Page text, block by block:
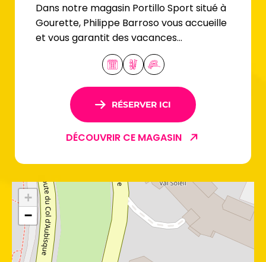
Dans notre magasin Portillo Sport situé à
Gourette, Philippe Barroso vous accueille
et vous garantit des vacances
inoubliables grâce à son expertise et son
RÉSERVER ICI
DÉCOUVRIR CE MAGASIN
+
−